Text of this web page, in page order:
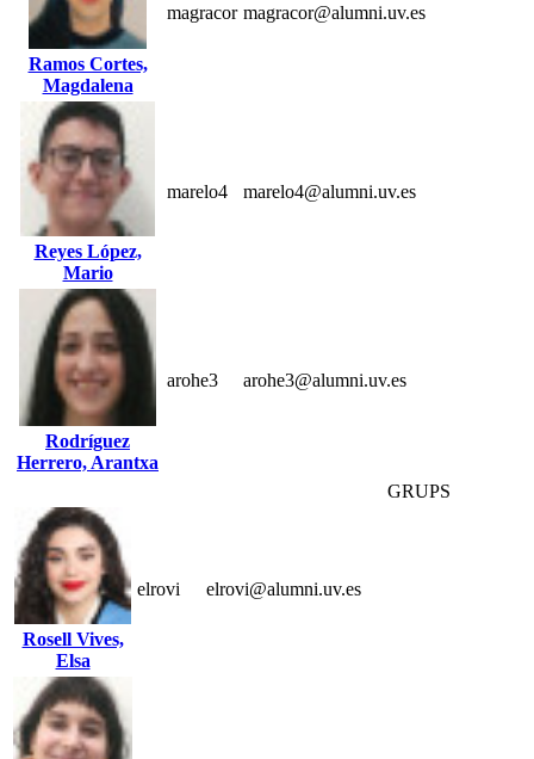
Ramos Cortes,
Magdalena
magracor magracor@alumni.uv.es
Reyes López,
Mario
marelo4 marelo4@alumni.uv.es
Rodríguez
Herrero, Arantxa
arohe3 arohe3@alumni.uv.es
GRUPS
Rosell Vives,
Elsa
elrovi elrovi@alumni.uv.es